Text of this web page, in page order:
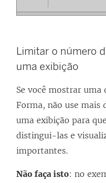
Limitar o número
uma exibição
Se você mostrar uma
Forma, não use mais
uma exibição para
distingui-las e
importantes.
Não faça isto: no